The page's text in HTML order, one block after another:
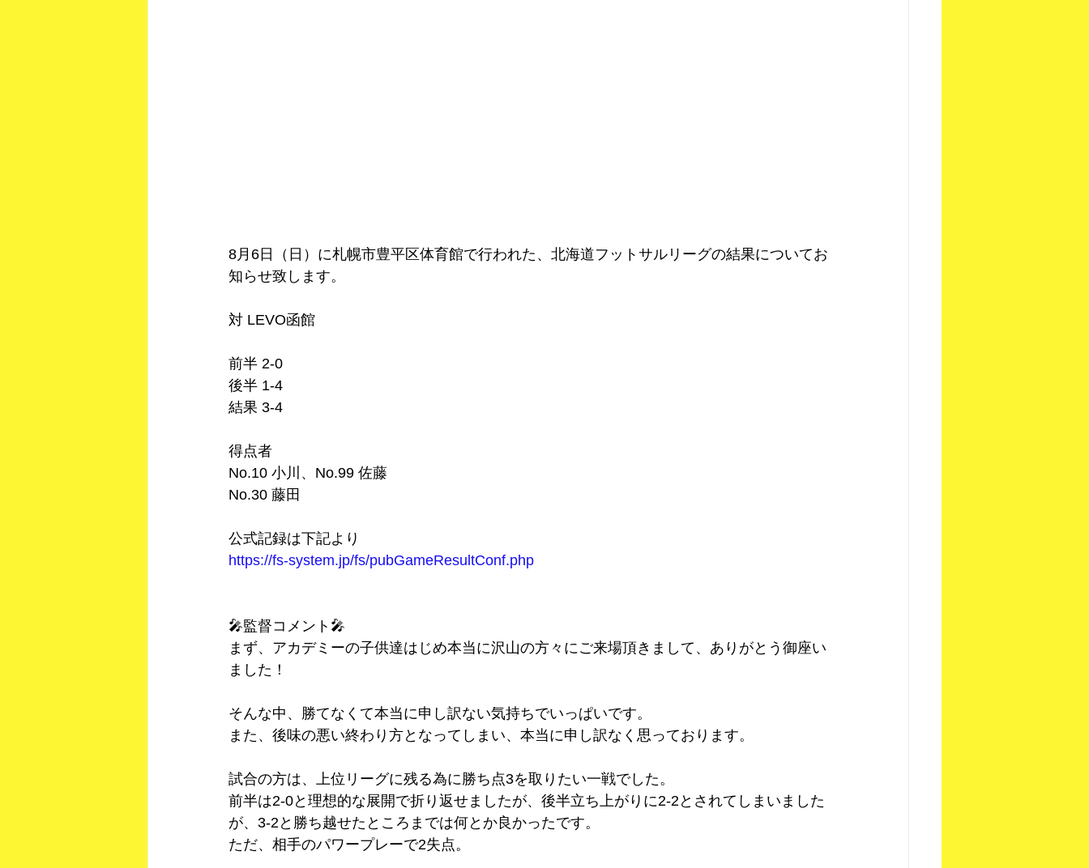
8月6日（日）に札幌市豊平区体育館で行われた、北海道フットサルリーグの結果についてお
知らせ致します。
対 LEVO函館
前半 2-0
後半 1-4
結果 3-4
得点者
No.10 小川、No.99 佐藤
No.30 藤田
公式記録は下記より
https://fs-system.jp/fs/pubGameResultConf.php
🎤監督コメント🎤
まず、アカデミーの子供達はじめ本当に沢山の方々にご来場頂きまして、ありがとう御座い
ました！
そんな中、勝てなくて本当に申し訳ない気持ちでいっぱいです。
また、後味の悪い終わり方となってしまい、本当に申し訳なく思っております。
試合の方は、上位リーグに残る為に勝ち点3を取りたい一戦でした。
前半は2-0と理想的な展開で折り返せましたが、後半立ち上がりに2-2とされてしまいました
が、3-2と勝ち越せたところまでは何とか良かったです。
ただ、相手のパワープレーで2失点。